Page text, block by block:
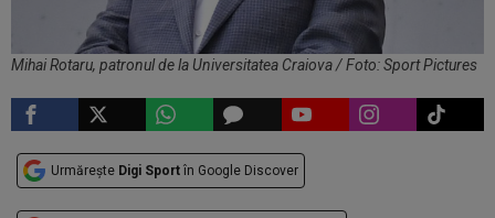
Mihai Rotaru, patronul de la Universitatea Craiova / Foto: Sport Pictures
Urmărește Digi Sport în Google Discover